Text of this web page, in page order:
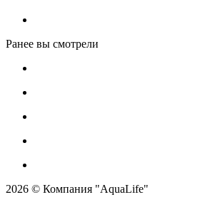
Ранее вы смотрели
2026 © Компания "AquaLife"